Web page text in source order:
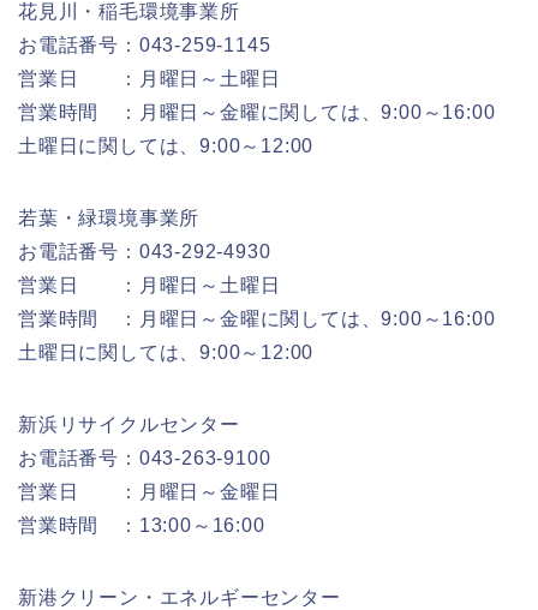
花見川・稲毛環境事業所
お電話番号：043-259-1145
営業日 ：月曜日～土曜日
営業時間 ：月曜日～金曜に関しては、9:00～16:00
土曜日に関しては、9:00～12:00
若葉・緑環境事業所
お電話番号：043-292-4930
営業日 ：月曜日～土曜日
営業時間 ：月曜日～金曜に関しては、9:00～16:00
土曜日に関しては、9:00～12:00
新浜リサイクルセンター
お電話番号：043-263-9100
営業日 ：月曜日～金曜日
営業時間 ：13:00～16:00
新港クリーン・エネルギーセンター